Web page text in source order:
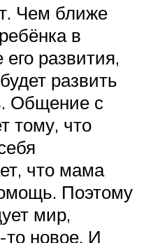
Чем ближе
в
развития,
развить
Общение с
тому, что
что мама
Поэтому
мир,
то новое. И